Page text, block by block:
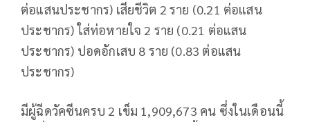
ต่อแสนประชากร) เสียชีวิต 2 ราย (0.21 ต่อแสน
ประชากร) ใส่ท่อหายใจ 2 ราย (0.21 ต่อแสน
ประชากร) ปอดอักเสบ 8 ราย (0.83 ต่อแสน
ประชากร)
มีผู้ฉีดวัคซีนครบ 2 เข็ม 1,909,673 คน ซึ่งในเดือนนี้